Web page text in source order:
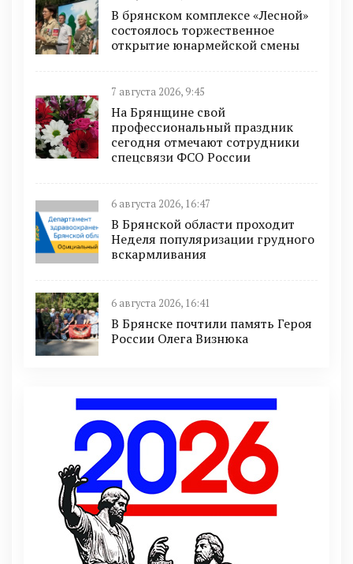
В брянском комплексе «Лесной»
состоялось торжественное
открытие юнармейской смены
7 августа 2026, 9:45
На Брянщине свой
профессиональный праздник
сегодня отмечают сотрудники
спецсвязи ФСО России
6 августа 2026, 16:47
В Брянской области проходит
Неделя популяризации грудного
вскармливания
6 августа 2026, 16:41
В Брянске почтили память Героя
России Олега Визнюка